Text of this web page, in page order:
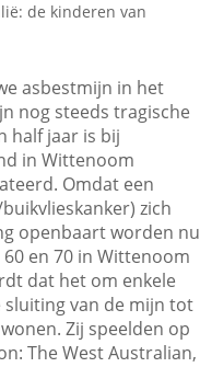
de kinderen van
asbestmijn in het
nog steeds tragische
half jaar is bij
in Wittenoom
Omdat een
zich
openbaart worden nu
en 70 in Wittenoom
dat het om enkele
van de mijn tot
Zij speelden op
The West Australian,